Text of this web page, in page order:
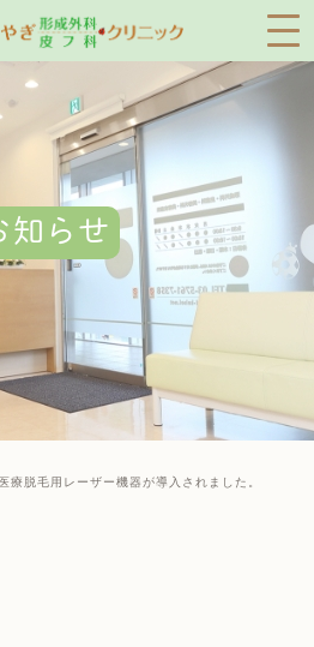
知らせ
療脱毛用レーザー機器が導入されました。